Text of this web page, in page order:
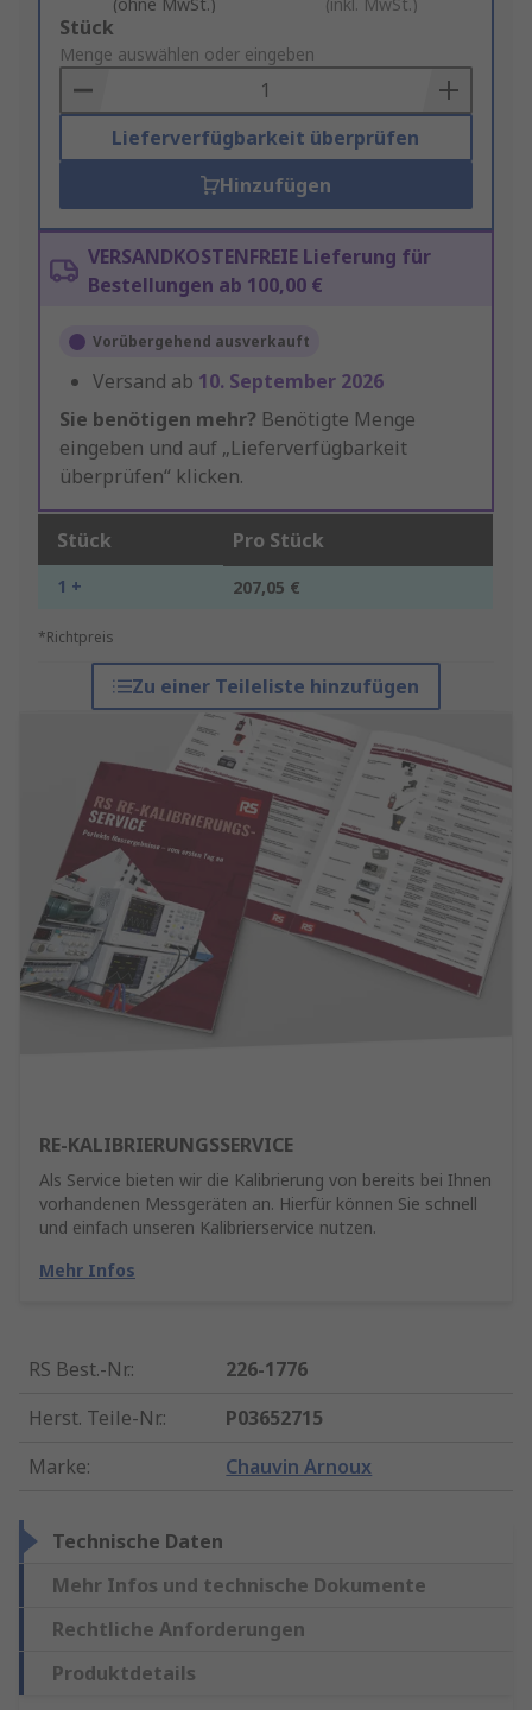
(ohne MwSt.) (inkl. MwSt.)
Add
to
Basket
Stück
Menge auswählen oder eingeben
Lieferverfügbarkeit überprüfen
Hinzufügen
VERSANDKOSTENFREIE Lieferung für
Bestellungen ab 100,00 €
Vorübergehend ausverkauft
Versand ab 10. September 2026
Sie benötigen mehr? Benötigte Menge
eingeben und auf „Lieferverfügbarkeit
überprüfen“ klicken.
Stück Pro Stück
1 + 207,05 €
*Richtpreis
Zu einer Teileliste hinzufügen
RE-KALIBRIERUNGSSERVICE
Als Service bieten wir die Kalibrierung von bereits bei Ihnen
vorhandenen Messgeräten an. Hierfür können Sie schnell
und einfach unseren Kalibrierservice nutzen.
Mehr Infos
RS Best.-Nr.:
226-1776
Herst. Teile-Nr.:
P03652715
Marke: Chauvin Arnoux
Technische Daten
Mehr Infos und technische Dokumente
Rechtliche Anforderungen
Produktdetails